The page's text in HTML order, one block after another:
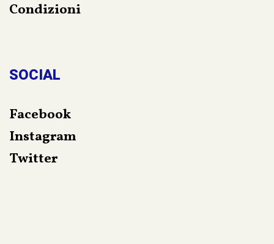
Condizioni
SOCIAL
Facebook
Instagram
Twitter